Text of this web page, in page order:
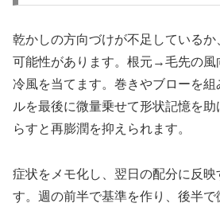
乾かしの方向づけが不足している
可能性があります。根元→毛先の風
冷風を当てます。巻きやブローを組
ルを最後に微量乗せて形状記憶を
らすと再膨潤を抑えられます。
症状をメモ化し、翌日の配分に反映
す。週の前半で基準を作り、後半